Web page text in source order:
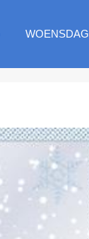
WOENSDAG